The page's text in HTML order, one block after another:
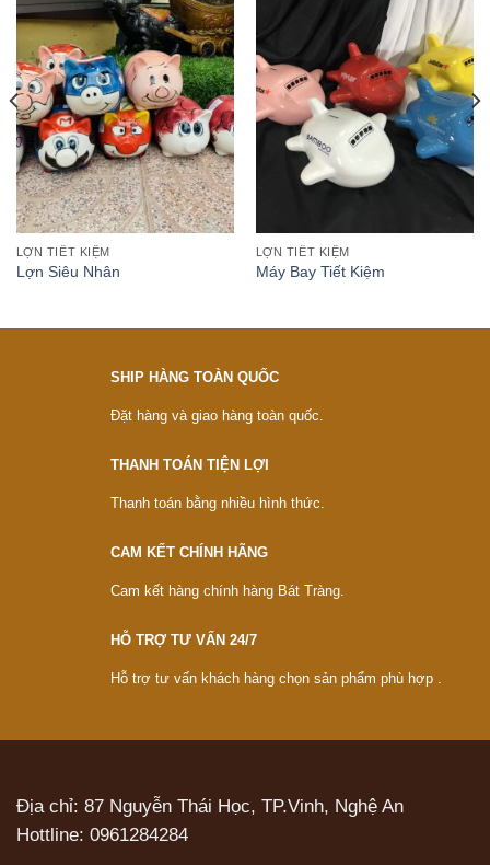
LỢN TIẾT KIỆM
Lợn Siêu Nhân
LỢN TIẾT KIỆM
Máy Bay Tiết Kiệm
SHIP HÀNG TOÀN QUỐC
Đặt hàng và giao hàng toàn quốc.
THANH TOÁN TIỆN LỢI
Thanh toán bằng nhiều hình thức.
CAM KẾT CHÍNH HÃNG
Cam kết hàng chính hàng Bát Tràng.
HỖ TRỢ TƯ VẤN 24/7
Hỗ trợ tư vấn khách hàng chọn sản phẩm phù hợp .
Địa chỉ: 87 Nguyễn Thái Học, TP.Vinh, Nghệ An
Hottline: 0961284284